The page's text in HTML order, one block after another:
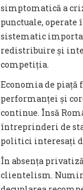
simptomatică a
punctuale,
sistematic
redistribuire și
competiția.
Economia de piață
performanței și
continue. Însă
întreprinderi de
politici interesați
În absența
clientelism.